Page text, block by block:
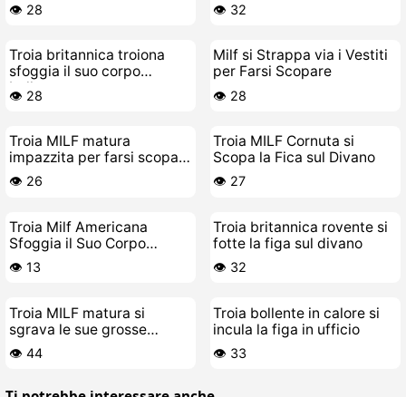
👁️ 28 👁️ 32
Troia britannica troiona
sfoggia il suo corpo
bollente
👁️ 28
Milf si Strappa via i Vestiti
per Farsi Scopare
👁️ 28
Troia MILF matura
impazzita per farsi scopare
la figa
👁️ 26
Troia MILF Cornuta si
Scopa la Fica sul Divano
👁️ 27
Troia Milf Americana
Sfoggia il Suo Corpo
Durissimo e Si Scopa la
Figa Bagnata
👁️ 13
Troia britannica rovente si
fotte la figa sul divano
👁️ 32
Troia MILF matura si
sgrava le sue grosse
labbra di figa succose
👁️ 44
Troia bollente in calore si
incula la figa in ufficio
👁️ 33